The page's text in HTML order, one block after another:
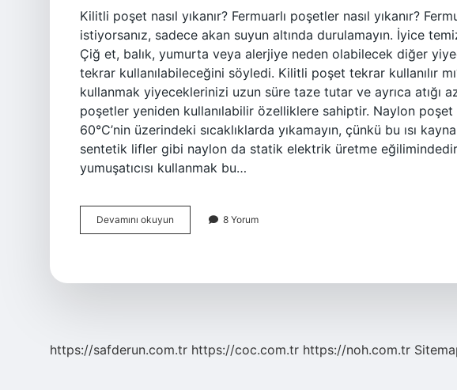
Kilitli poşet nasıl yıkanır? Fermuarlı poşetler nasıl yıkanır?
istiyorsanız, sadece akan suyun altında durulamayın. İyice
Çiğ et, balık, yumurta veya alerjiye neden olabilecek diğer
tekrar kullanılabileceğini söyledi. Kilitli poşet tekrar kullanılır
kullanmak yiyeceklerinizi uzun süre taze tutar ve ayrıca atığı
poşetler yeniden kullanılabilir özelliklere sahiptir. Naylon poşet
60°C’nin üzerindeki sıcaklıklarda yıkamayın, çünkü bu ısı
sentetik lifler gibi naylon da statik elektrik üretme eğilimindedir
yumuşatıcısı kullanmak bu…
Devamını okuyun
Poşet
8 Yorum
https://safderun.com.tr https://coc.com.tr https://noh.com.tr